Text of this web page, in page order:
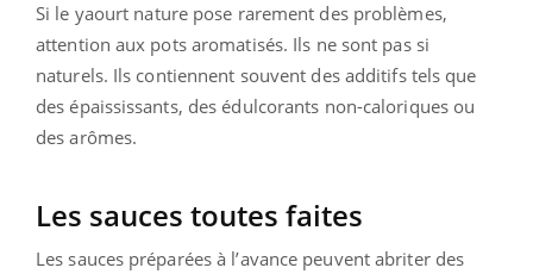
Si le yaourt nature pose rarement des problèmes,
attention aux pots aromatisés. Ils ne sont pas si
naturels. Ils contiennent souvent des additifs tels que
des épaississants, des édulcorants non-caloriques ou
des arômes.
Les sauces toutes faites
Les sauces préparées à l’avance peuvent abriter des